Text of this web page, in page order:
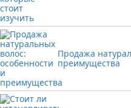
Продажа
преимущества